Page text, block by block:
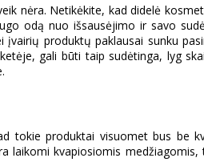
nėra. Netikėkite, kad didelė
odą nuo išsausėjimo ir savo
produktų paklausai sunku
gali būti taip sudėtinga, lyg
tokie produktai visuomet bus be
laikomi kvapiosiomis